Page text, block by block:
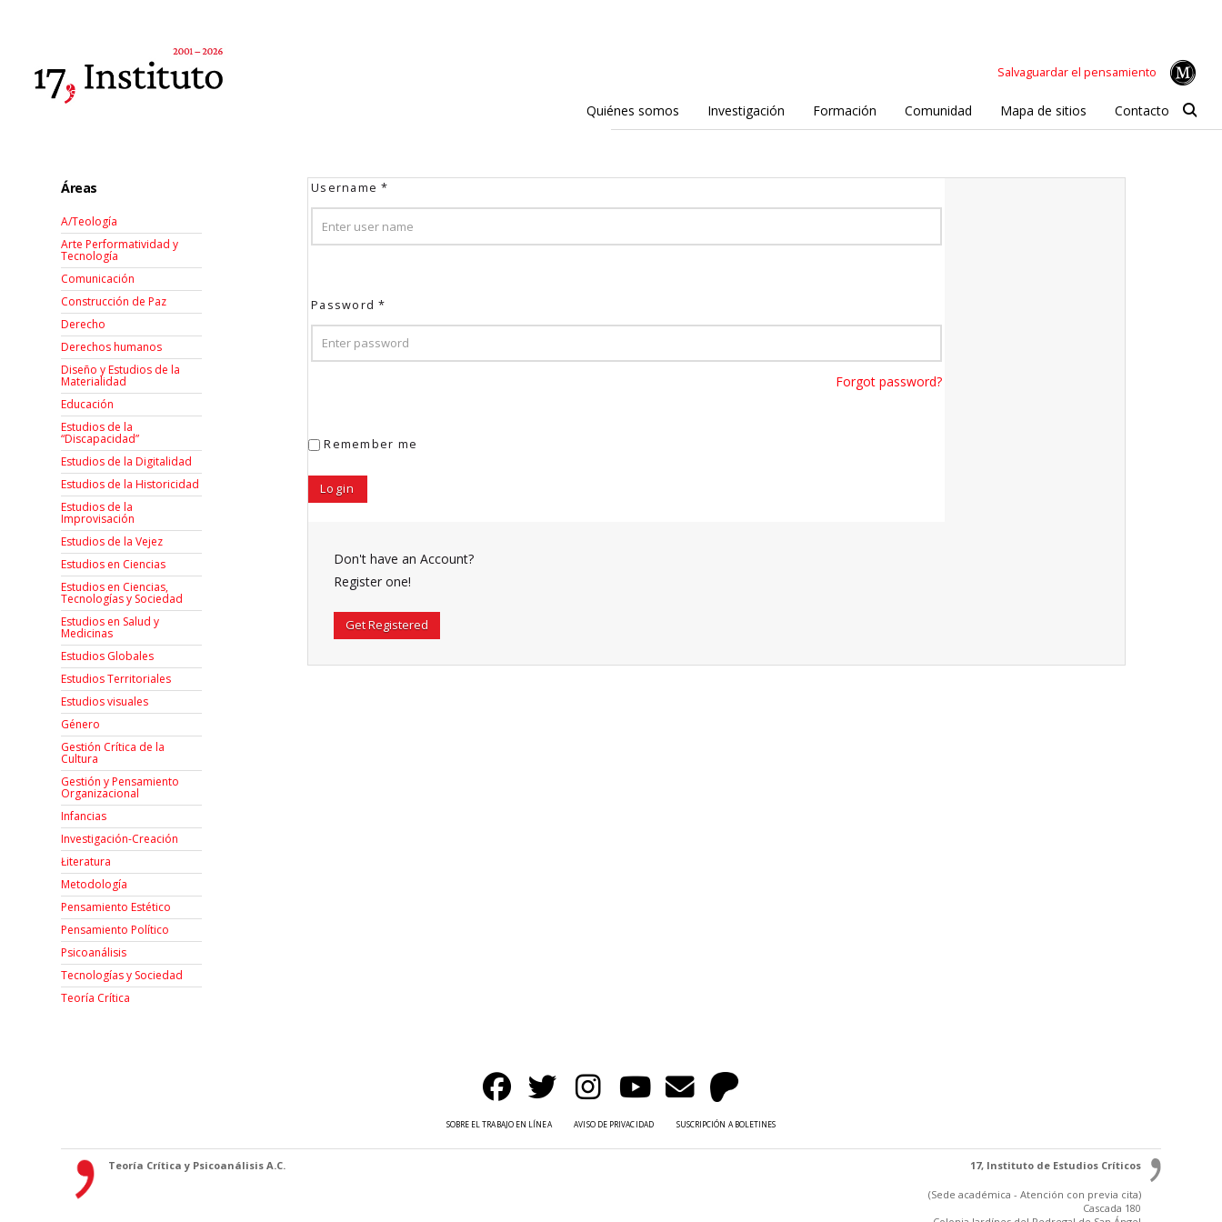
Salvaguardar el pensamiento
Quiénes somos Investigación Formación Comunidad Mapa de sitios Contacto
Username*
Password*
Forgot password?
Remember me
Don't have an Account?
Register one!
Get Registered
Áreas
A/Teología
Arte Performatividad y
Tecnología
Comunicación
Construcción de Paz
Derecho
Derechos humanos
Diseño y Estudios de la
Materialidad
Educación
Estudios de la
“Discapacidad”
Estudios de la Digitalidad
Estudios de la Historicidad
Estudios de la
Improvisación
Estudios de la Vejez
Estudios en Ciencias
Estudios en Ciencias,
Tecnologías y Sociedad
Estudios en Salud y
Medicinas
Estudios Globales
Estudios Territoriales
Estudios visuales
Género
Gestión Crítica de la
Cultura
Gestión y Pensamiento
Organizacional
Infancias
Investigación-Creación
Łiteratura
Metodología
Pensamiento Estético
Pensamiento Político
Psicoanálisis
Tecnologías y Sociedad
Teoría Crítica
SOBRE EL TRABAJO EN LÍNEA AVISO DE PRIVACIDAD SUSCRIPCIÓN A BOLETINES
Teoría Crítica y Psicoanálisis A.C. 17, Instituto de Estudios Críticos
(Sede académica - Atención con previa cita)
Cascada 180